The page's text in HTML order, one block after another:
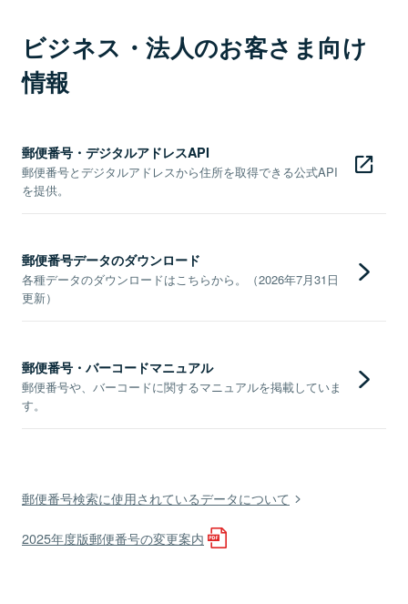
ビジネス・法人のお客さま向け
情報
郵便番号・デジタルアドレスAPI
郵便番号とデジタルアドレスから住所を取得できる公式API
を提供。
郵便番号データのダウンロード
各種データのダウンロードはこちらから。（2026年7月31日
更新）
郵便番号・バーコードマニュアル
郵便番号や、バーコードに関するマニュアルを掲載していま
す。
郵便番号検索に使用されているデータについて
2025年度版郵便番号の変更案内